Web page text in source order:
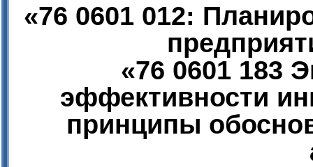
«76 0601 012:
«76 0601 183
эффективности
принципы